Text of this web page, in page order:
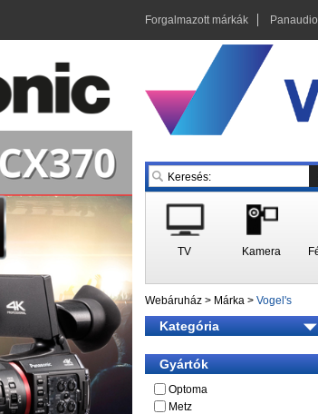
Forgalmazott márkák
TV Kamera
Webáruház > Márka > Vogel's
Kategória
Gyártók
Optoma
Metz